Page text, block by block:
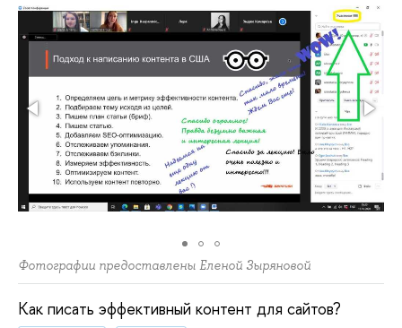
Фотографии предоставлены Еленой Зыряновой
Как писать эффективный контент для сайтов?